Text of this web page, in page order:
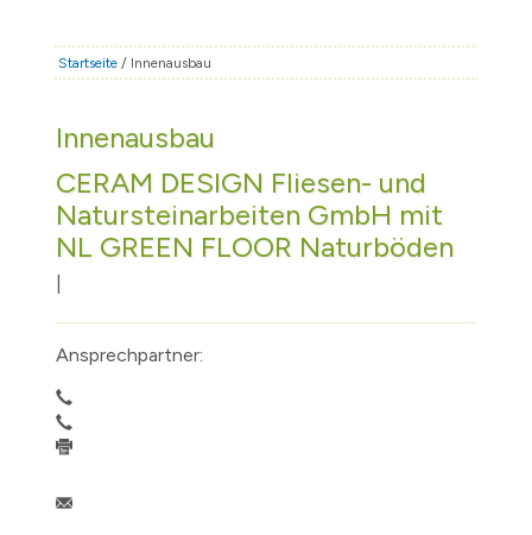
RATHAUS & POLITIK
FAMILIE & BILDUNG
TOURISMUS
BAUEN & WIRTSCHAFT
Startseite / Innenausbau
Innenausbau
CERAM DESIGN Fliesen- und
Natursteinarbeiten GmbH mit
NL GREEN FLOOR Naturböden
Ansprechpartner: